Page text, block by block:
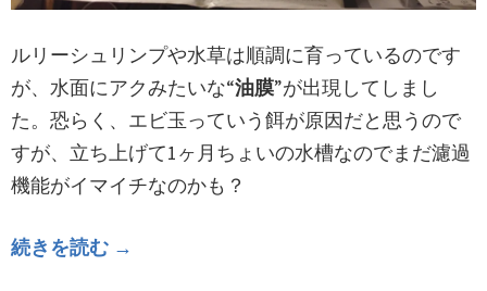
ルリーシュリンプや水草は順調に育っているのです
が、水面にアクみたいな“油膜”が出現してしまし
た。恐らく、エビ玉っていう餌が原因だと思うので
すが、立ち上げて1ヶ月ちょいの水槽なのでまだ濾過
機能がイマイチなのかも？
続きを読む →